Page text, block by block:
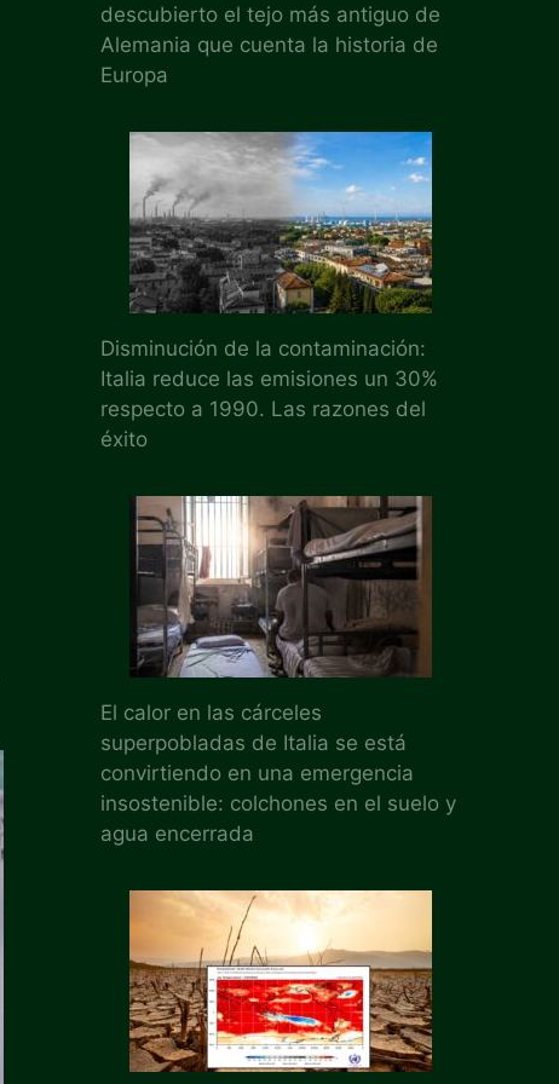
descubierto el tejo más antiguo de
Alemania que cuenta la historia de
Europa
Disminución de la contaminación:
Italia reduce las emisiones un 30%
respecto a 1990. Las razones del
éxito
El calor en las cárceles
superpobladas de Italia se está
convirtiendo en una emergencia
insostenible: colchones en el suelo y
agua encerrada